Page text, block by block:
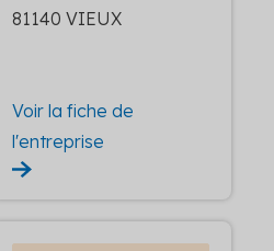
81140 VIEUX
Voir la fiche de
l'entreprise